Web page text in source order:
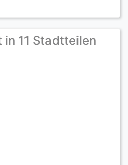
11 Stadtteilen